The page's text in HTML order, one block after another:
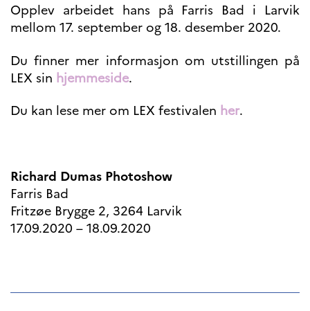
Åsgard Horizon
Stipender
FINA Award
France Excellence Research
Arrangementer
SEPTENTRIONALES
Søk
etter:
Opplev arbeidet hans på Farris Bad i Larvik
mellom 17. september og 18. desember 2020.
Du finner mer informasjon om utstillingen på
LEX sin hjemmeside.
Du kan lese mer om LEX festivalen her.
Richard Dumas Photoshow
Farris Bad
Fritzøe Brygge 2, 3264 Larvik
17.09.2020 – 18.09.2020